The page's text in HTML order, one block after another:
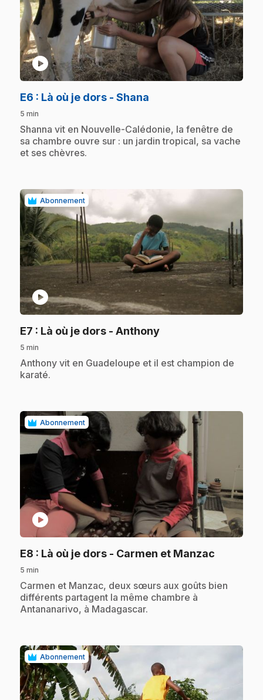
play_circle
E6 : Là où je dors - Shana
5 min
.Shanna vit en Nouvelle-Calédonie, la fenêtre de
sa chambre ouvre sur : un jardin tropical, sa vache
et ses chèvres.
Abonnement
play_circle
E7 : Là où je dors - Anthony.
5 min
.Anthony vit en Guadeloupe et il est champion de
karaté.
Abonnement
play_circle
E8 : Là où je dors - Carmen et Manzac
5 min
.Carmen et Manzac, deux sœurs aux goûts bien
différents partagent la même chambre à
Antananarivo, à Madagascar.
Abonnement